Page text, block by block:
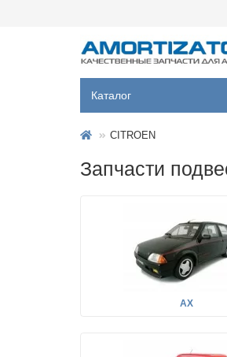
Каталог
CITROEN
Запчасти
AX